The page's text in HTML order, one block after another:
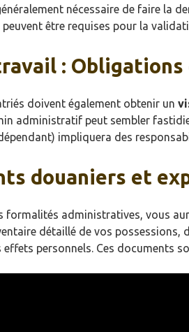
nécessaire de faire la
peuvent être requises pour la
: Obligations
doivent également obtenir un
administratif peut sembler
impliquera des
douaniers et
formalités administratives, vous
détaillé de vos
personnels. Ces documents